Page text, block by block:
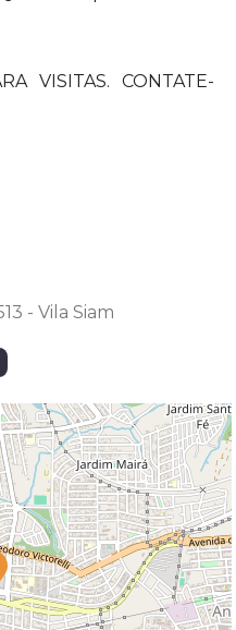
VISITAS. CONTATE-
- Vila Siam